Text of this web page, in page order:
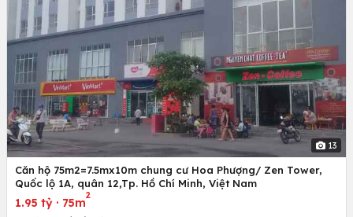
13
Căn hộ 75m2=7.5mx10m chung cư Hoa Phượng/ Zen Tower,
Quốc lộ 1A, quân 12,Tp. Hồ Chí Minh, Việt Nam
1.95 tỷ · 75m
2